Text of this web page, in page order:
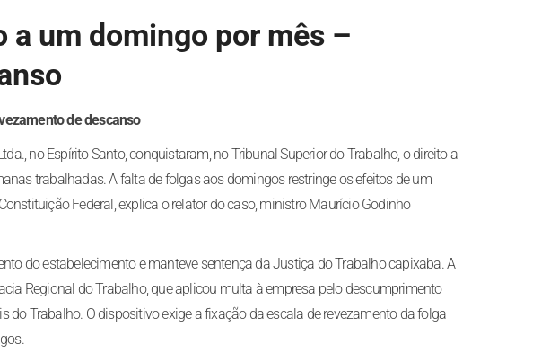
a um domingo por mês –
de descanso
no Espírito Santo, conquistaram, no Tribunal Superior do Trabalho, o direito a
trabalhadas. A falta de folgas aos domingos restringe os efeitos de um
Federal, explica o relator do caso, ministro Maurício Godinho
do estabelecimento e manteve sentença da Justiça do Trabalho capixaba. A
Regional do Trabalho, que aplicou multa à empresa pelo descumprimento
do Trabalho. O dispositivo exige a fixação da escala de revezamento da folga